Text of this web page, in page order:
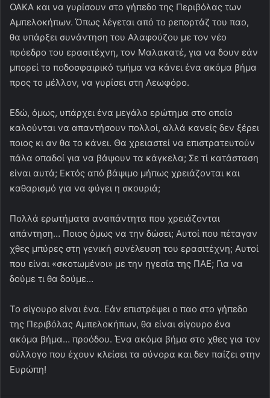
ΟΑΚΑ και να γυρίσουν στο γήπεδο της Περιβόλας των
Αμπελοκήπων. Όπως λέγεται από το ρεπορτάζ του παο,
θα υπάρξει συνάντηση του Αλαφούζου με τον νέο
πρόεδρο του ερασιτέχνη, τον Μαλακατέ, για να δουν εάν
μπορεί το ποδοσφαιρικό τμήμα να κάνει ένα ακόμα βήμα
προς το μέλλον, να γυρίσει στη Λεωφόρο.
Εδώ, όμως, υπάρχει ένα μεγάλο ερώτημα στο οποίο
καλούνται να απαντήσουν πολλοί, αλλά κανείς δεν ξέρει
ποιος κι αν θα το κάνει. Θα χρειαστεί να επιστρατευτούν
πάλα οπαδοί για να βάψουν τα κάγκελα; Σε τί κατάσταση
είναι αυτά; Εκτός από βάψιμο μήπως χρειάζονται και
καθαρισμό για να φύγει η σκουριά;
Πολλά ερωτήματα αναπάντητα που χρειάζονται
απάντηση… Ποιος όμως να την δώσει; Αυτοί που πέταγαν
χθες μπύρες στη γενική συνέλευση του ερασιτέχνη; Αυτοί
που είναι «σκοτωμένοι» με την ηγεσία της ΠΑΕ; Για να
δούμε τι θα δούμε…
Το σίγουρο είναι ένα. Εάν επιστρέψει ο παο στο γήπεδο
της Περιβόλας Αμπελοκήπων, θα είναι σίγουρο ένα
ακόμα βήμα… προόδου. Ένα ακόμα βήμα στο χθες για τον
σύλλογο που έχουν κλείσει τα σύνορα και δεν παίζει στην
Ευρώπη!